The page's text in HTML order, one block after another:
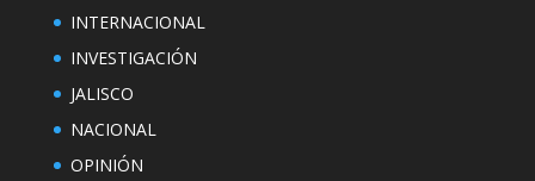
INTERNACIONAL
INVESTIGACIÓN
JALISCO
NACIONAL
OPINIÓN